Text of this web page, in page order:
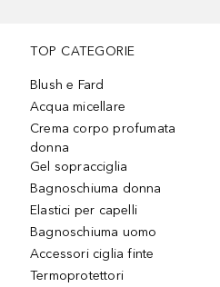
TOP CATEGORIE
Blush e Fard
Acqua micellare
Crema corpo profumata
donna
Gel sopracciglia
Bagnoschiuma donna
Elastici per capelli
Bagnoschiuma uomo
Accessori ciglia finte
Termoprotettori